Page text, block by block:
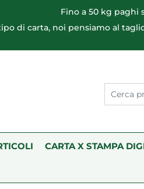
Fino a 50 kg paghi
di carta, noi pensiamo al
CARTA X STAMPA